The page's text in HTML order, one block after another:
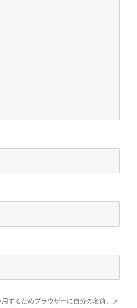
するためブラウザーに自分の名前、メ